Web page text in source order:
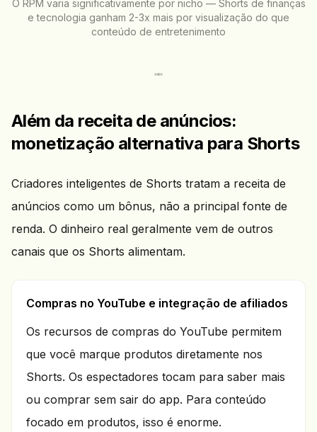
O RPM varia significativamente por nicho — Shorts de finanças
e tecnologia ganham 2-3x mais por visualização do que
conteúdo de entretenimento
Além da receita de anúncios:
monetização alternativa para Shorts
Criadores inteligentes de Shorts tratam a receita de
anúncios como um bônus, não a principal fonte de
renda. O dinheiro real geralmente vem de outros
canais que os Shorts alimentam.
Compras no YouTube e integração de afiliados
Os recursos de compras do YouTube permitem
que você marque produtos diretamente nos
Shorts. Os espectadores tocam para saber mais
ou comprar sem sair do app. Para conteúdo
focado em produtos, isso é enorme.